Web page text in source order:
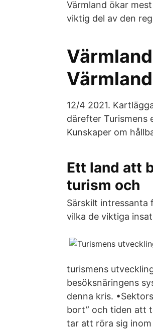
Värmland ökar
viktig del av den
Värmland
12/4 2021.
därefter Turismens
Kunskaper om
Ett land att
turism och
Särskilt intressanta
vilka de viktiga
turismens
besöksnäringens
denna kris.
bort” och tiden att
tar att röra sig